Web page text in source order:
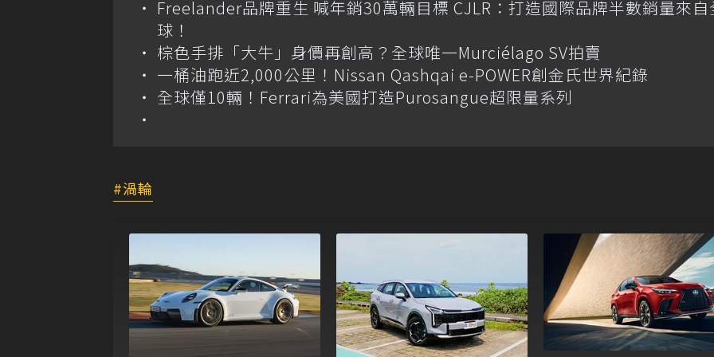
Freelander品牌重生 喊年銷30萬輛目標 CJLR：打造國際品牌半數銷量來自
球！
棕色手排「大牛」身價再創高？全球唯一Murciélago SV拍賣
一桶油跑近2,000公里！Nissan Qashqai e-POWER創金氏世界紀錄
全球僅10輛！Ferrari為美國打造Purosangue超限量系列
渦輪